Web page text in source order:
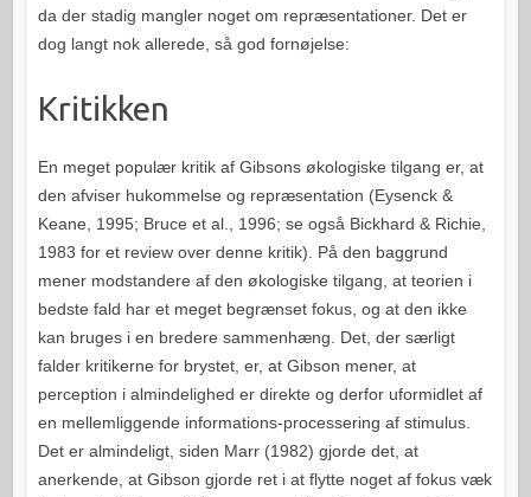
da der stadig mangler noget om repræsentationer. Det er
dog langt nok allerede, så god fornøjelse:
Kritikken
En meget populær kritik af Gibsons økologiske tilgang er, at
den afviser hukommelse og repræsentation (Eysenck &
Keane, 1995; Bruce et al., 1996; se også Bickhard & Richie,
1983 for et review over denne kritik). På den baggrund
mener modstandere af den økologiske tilgang, at teorien i
bedste fald har et meget begrænset fokus, og at den ikke
kan bruges i en bredere sammenhæng. Det, der særligt
falder kritikerne for brystet, er, at Gibson mener, at
perception i almindelighed er direkte og derfor uformidlet af
en mellemliggende informations-processering af stimulus.
Det er almindeligt, siden Marr (1982) gjorde det, at
anerkende, at Gibson gjorde ret i at flytte noget af fokus væk